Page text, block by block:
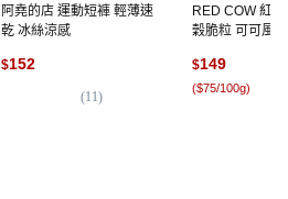
阿堯的店 運動短褲 輕薄速
乾 冰絲涼感
$152
(11)
RED COW 紅
穀脆粒 可可風
$149
($75/100g)